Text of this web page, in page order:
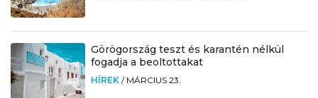
Görögország teszt és karantén nélkül
fogadja a beoltottakat
HÍREK / MÁRCIUS 23.